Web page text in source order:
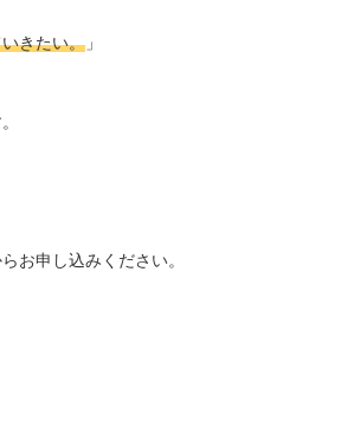
きたい。 」
お申し込みください。